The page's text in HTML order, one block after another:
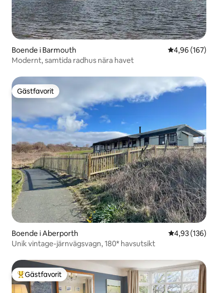
Boende i Barmouth 4,96 av 5 i
4,96 (167)
Modernt, samtida radhus nära havet
Gästfavorit
Gästfavorit
Boende i Aberporth 4,93 av 5 i
4,93 (136)
Unik vintage-järnvägsvagn, 180* havsutsikt
Populär gästfavorit
Gästfavorit